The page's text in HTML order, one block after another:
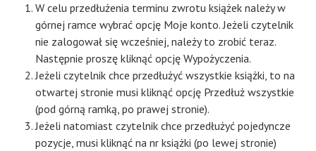
W celu przedłużenia terminu zwrotu książek należy w
górnej ramce wybrać opcję Moje konto. Jeżeli czytelnik
nie zalogował się wcześniej, należy to zrobić teraz.
Następnie proszę kliknąć opcję Wypożyczenia.
Jeżeli czytelnik chce przedłużyć wszystkie książki, to na
otwartej stronie musi kliknąć opcję Przedłuż wszystkie
(pod górną ramką, po prawej stronie).
Jeżeli natomiast czytelnik chce przedłużyć pojedyncze
pozycje, musi kliknąć na nr książki (po lewej stronie)